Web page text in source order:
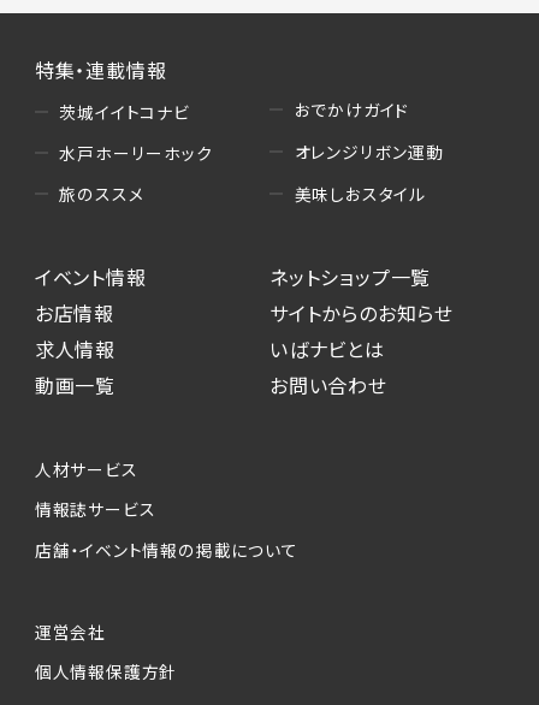
特集・連載情報
茨城イイトコナビ
水戸ホーリーホック
旅のススメ
おでかけガイド
オレンジリボン運動
美味しおスタイル
イベント情報
お店情報
求人情報
動画一覧
ネットショップ一覧
サイトからのお知らせ
いばナビとは
お問い合わせ
人材サービス
情報誌サービス
店舗・イベント情報の掲載について
運営会社
個人情報保護方針